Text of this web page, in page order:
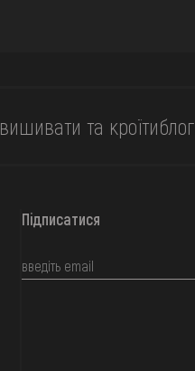
вишивати та кроїтиблог
Підписатися